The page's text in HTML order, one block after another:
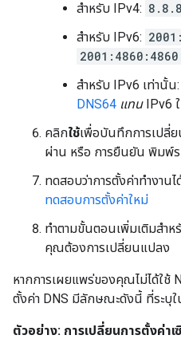
สำหรับ IPv4:
สำหรับ IPv6:
สำหรับ IPv6 เท่านั้
DNS64 แทนIPv6
คลิกใช้เพื่อบันทึกการเปลี่ย
ผ่าน หรือ การยืนยัน พิมพ์
ทดสอบว่าการตั้งค่าทำงาน
ทดสอบการตั้งค่าใหม่
ทำตามขั้นตอนเพิ่มเติมสำห
คุณต้องการเปลี่ยนแปลง
หากการเผยแพร่ของคุณไม่ได้ใช้
ตั้งค่า DNS มีลักษณะดังนี้ ที่ระบุใ
ตัวอย่าง: การเปลี่ยนการตั้งค่าเ